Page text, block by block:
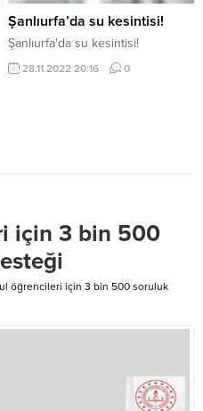
Şanlıurfa’da su kesintisi!
Şanlıurfa'da su kesintisi!
28.11.2022 20:16 0
için 3 bin 500
öğrencileri için 3 bin 500 soruluk